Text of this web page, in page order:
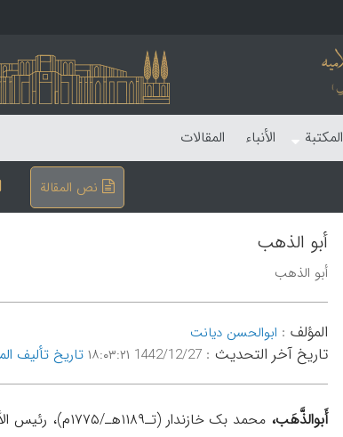
المکتبة الأنباء المقالات
نص المقالة
أبو الذهب
أبو الذهب
المؤلف : ابوالحسن دیانت
تاریخ آخر التحدیث :1442/12/27 ۱۸:۰۳:۲۱ تاریخ تألیف
أَبوالذَّهَب،